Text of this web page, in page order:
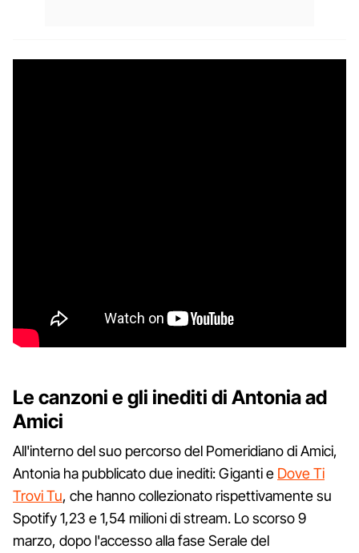
Le canzoni e gli inediti di Antonia ad
Amici
All'interno del suo percorso del Pomeridiano di Amici,
Antonia ha pubblicato due inediti: Giganti e Dove Ti
Trovi Tu, che hanno collezionato rispettivamente su
Spotify 1,23 e 1,54 milioni di stream. Lo scorso 9
marzo, dopo l'accesso alla fase Serale del